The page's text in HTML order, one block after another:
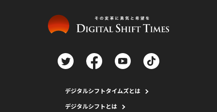
デジタルシフトタイムズとは
デジタルシフトとは